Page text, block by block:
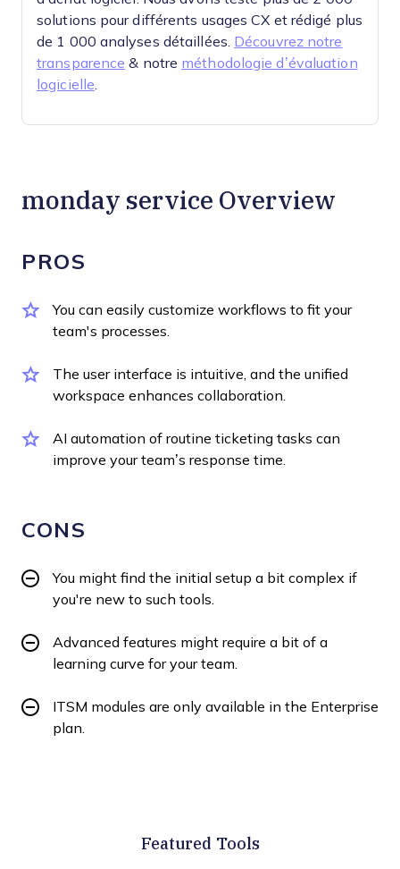
solutions pour différents usages CX et rédigé plus
de 1 000 analyses détaillées. Découvrez notre
transparence & notre méthodologie d’évaluation
logicielle
monday service Overview
PROS
You can easily customize workflows to fit your
team's processes.
The user interface is intuitive, and the unified
workspace enhances collaboration.
AI automation of routine ticketing tasks can
improve your team’s response time.
CONS
You might find the initial setup a bit complex if
you're new to such tools.
Advanced features might require a bit of a
learning curve for your team.
ITSM modules are only available in the Enterprise
plan.
Featured Tools